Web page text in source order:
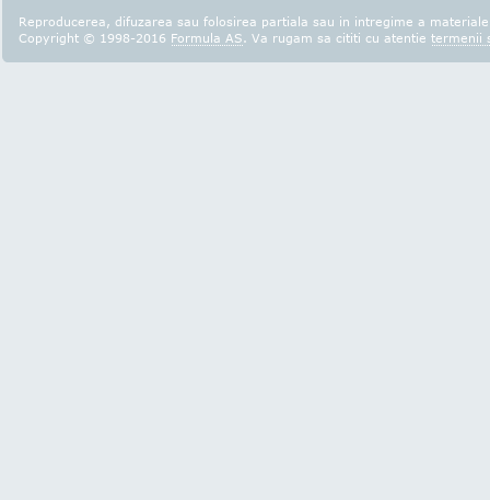
Reproducerea, difuzarea sau folosirea partiala sau in intregime a
Copyright © 1998-2016 Formula AS. Va rugam sa cititi cu atentie termenii